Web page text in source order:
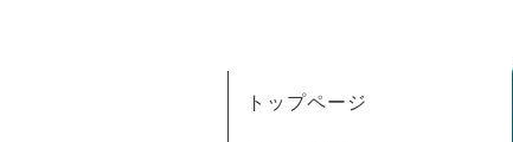
トップページ